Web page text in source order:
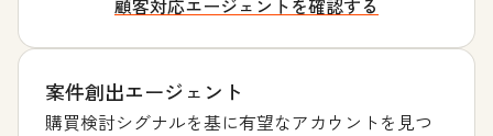
顧客対応エージェントを確認する
案件創出エージェント
購買検討シグナルを基に有望なアカウントを見つ